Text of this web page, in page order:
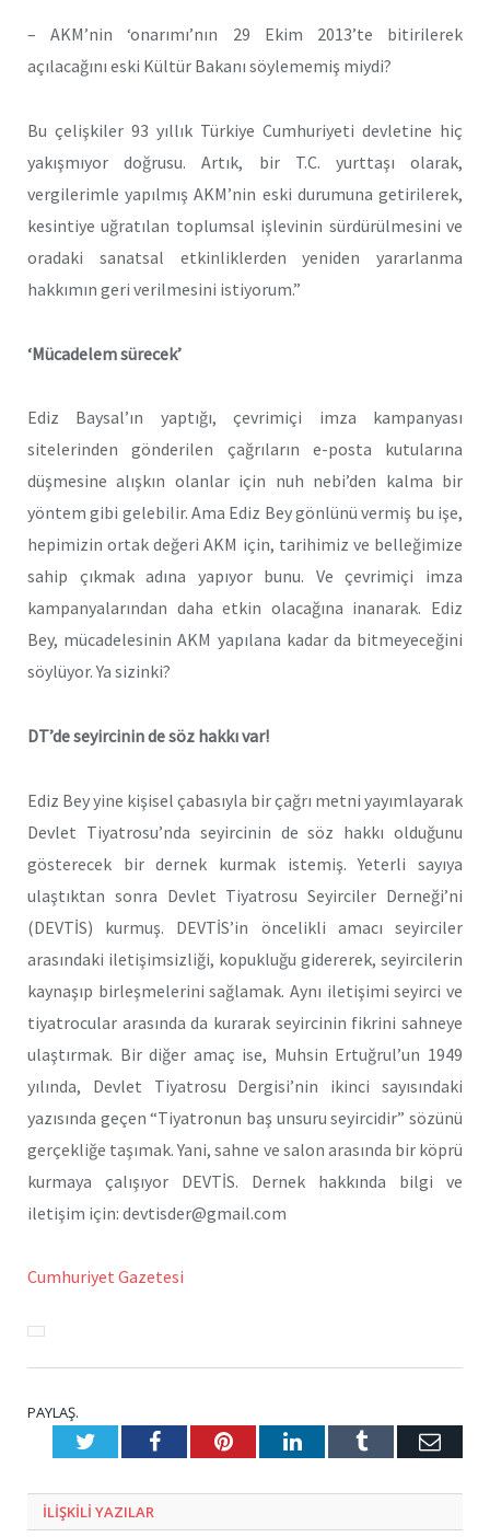
– AKM’nin ‘onarımı’nın 29 Ekim 2013’te bitirilerek
açılacağını eski Kültür Bakanı söylememiş miydi?
Bu çelişkiler 93 yıllık Türkiye Cumhuriyeti devletine hiç
yakışmıyor doğrusu. Artık, bir T.C. yurttaşı olarak,
vergilerimle yapılmış AKM’nin eski durumuna getirilerek,
kesintiye uğratılan toplumsal işlevinin sürdürülmesini ve
oradaki sanatsal etkinliklerden yeniden yararlanma
hakkımın geri verilmesini istiyorum.”
‘Mücadelem sürecek’
Ediz Baysal’ın yaptığı, çevrimiçi imza kampanyası
sitelerinden gönderilen çağrıların e-posta kutularına
düşmesine alışkın olanlar için nuh nebi’den kalma bir
yöntem gibi gelebilir. Ama Ediz Bey gönlünü vermiş bu işe,
hepimizin ortak değeri AKM için, tarihimiz ve belleğimize
sahip çıkmak adına yapıyor bunu. Ve çevrimiçi imza
kampanyalarından daha etkin olacağına inanarak. Ediz
Bey, mücadelesinin AKM yapılana kadar da bitmeyeceğini
söylüyor. Ya sizinki?
DT’de seyircinin de söz hakkı var!
Ediz Bey yine kişisel çabasıyla bir çağrı metni yayımlayarak
Devlet Tiyatrosu’nda seyircinin de söz hakkı olduğunu
gösterecek bir dernek kurmak istemiş. Yeterli sayıya
ulaştıktan sonra Devlet Tiyatrosu Seyirciler Derneği’ni
(DEVTİS) kurmuş. DEVTİS’in öncelikli amacı seyirciler
arasındaki iletişimsizliği, kopukluğu gidererek, seyircilerin
kaynaşıp birleşmelerini sağlamak. Aynı iletişimi seyirci ve
tiyatrocular arasında da kurarak seyircinin fikrini sahneye
ulaştırmak. Bir diğer amaç ise, Muhsin Ertuğrul’un 1949
yılında, Devlet Tiyatrosu Dergisi’nin ikinci sayısındaki
yazısında geçen “Tiyatronun baş unsuru seyircidir” sözünü
gerçekliğe taşımak. Yani, sahne ve salon arasında bir köprü
kurmaya çalışıyor DEVTİS. Dernek hakkında bilgi ve
iletişim için: devtisder@gmail.com
Cumhuriyet Gazetesi
PAYLAŞ.
TwitterFacebookPinterestLinkedInTumblr E-
ILIŞKILI YAZILAR